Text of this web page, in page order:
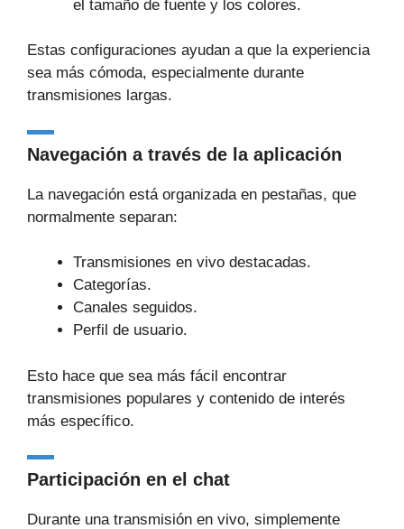
el tamaño de fuente y los colores.
Estas configuraciones ayudan a que la experiencia
sea más cómoda, especialmente durante
transmisiones largas.
Navegación a través de la aplicación
La navegación está organizada en pestañas, que
normalmente separan:
Transmisiones en vivo destacadas.
Categorías.
Canales seguidos.
Perfil de usuario.
Esto hace que sea más fácil encontrar
transmisiones populares y contenido de interés
más específico.
Participación en el chat
Durante una transmisión en vivo, simplemente